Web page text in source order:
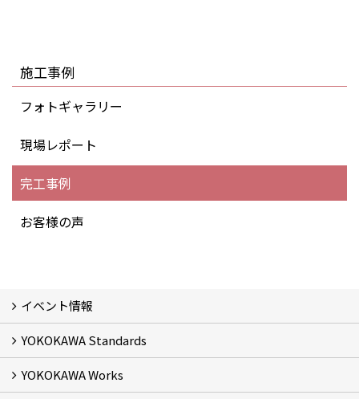
施工事例
フォトギャラリー
現場レポート
完工事例
お客様の声
イベント情報
イベント予告
イベント報告
YOKOKAWA Standards
基本理念 (2)
横川組の家造り
正しい耐震・制震の家
正しい断熱の家
S-grade
SS-grade
YOKOKAWA Works